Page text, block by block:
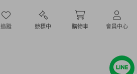
追蹤 競標中 購物車 會員中心